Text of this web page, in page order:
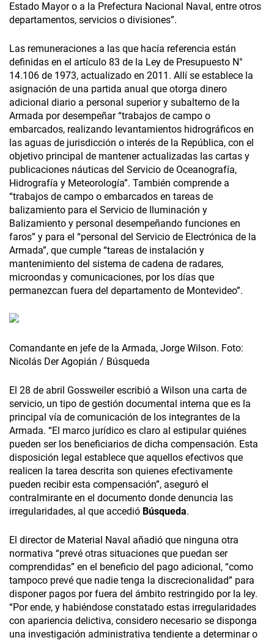
Estado Mayor o a la Prefectura Nacional Naval, entre otros
departamentos, servicios o divisiones”.
Las remuneraciones a las que hacía referencia están
definidas en el artículo 83 de la Ley de Presupuesto N°
14.106 de 1973, actualizado en 2011. Allí se establece la
asignación de una partida anual que otorga dinero
adicional diario a personal superior y subalterno de la
Armada por desempeñar “trabajos de campo o
embarcados, realizando levantamientos hidrográficos en
las aguas de jurisdicción o interés de la República, con el
objetivo principal de mantener actualizadas las cartas y
publicaciones náuticas del Servicio de Oceanografía,
Hidrografía y Meteorología”. También comprende a
“trabajos de campo o embarcados en tareas de
balizamiento para el Servicio de Iluminación y
Balizamiento y personal desempeñando funciones en
faros” y para el “personal del Servicio de Electrónica de la
Armada”, que cumple “tareas de instalación y
mantenimiento del sistema de cadena de radares,
microondas y comunicaciones, por los días que
permanezcan fuera del departamento de Montevideo”.
Comandante en jefe de la Armada, Jorge Wilson. Foto:
Nicolás Der Agopián / Búsqueda
El 28 de abril Gossweiler escribió a Wilson una carta de
servicio, un tipo de gestión documental interna que es la
principal vía de comunicación de los integrantes de la
Armada. “El marco jurídico es claro al estipular quiénes
pueden ser los beneficiarios de dicha compensación. Esta
disposición legal establece que aquellos efectivos que
realicen la tarea descrita son quienes efectivamente
pueden recibir esta compensación”, aseguró el
contralmirante en el documento donde denuncia las
irregularidades, al que accedió Búsqueda.
El director de Material Naval añadió que ninguna otra
normativa “prevé otras situaciones que puedan ser
comprendidas” en el beneficio del pago adicional, “como
tampoco prevé que nadie tenga la discrecionalidad” para
disponer pagos por fuera del ámbito restringido por la ley.
“Por ende, y habiéndose constatado estas irregularidades
con apariencia delictiva, considero necesario se disponga
una investigación administrativa tendiente a determinar o